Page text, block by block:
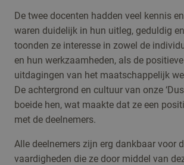
De twee docenten hadden veel kennis
waren duidelijk in hun uitleg, geduldig
toonden ze interesse in zowel de
en hun werkzaamheden, als de
uitdagingen van het maatschappelijk
De achtergrond en cultuur van onze
boeide hen, wat maakte dat ze een
met de deelnemers.
Alle deelnemers zijn erg dankbaar voor
vaardigheden die ze door middel van